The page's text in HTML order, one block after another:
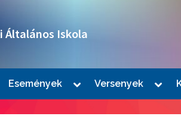
Általános Iskola
Események
Toggle
menu
Versenyek
menu